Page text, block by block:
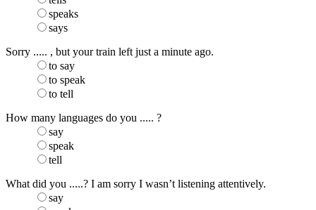
speaks
says
Sorry ..... , but your train left just a minute ago.
to say
to speak
to tell
How many languages do you ..... ?
say
speak
tell
What did you .....? I am sorry I wasn’t listening attentively.
say